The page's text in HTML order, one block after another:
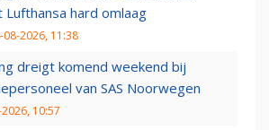
Lufthansa hard omlaag
08-2026, 11:38
dreigt komend weekend bij
van SAS Noorwegen
10:57